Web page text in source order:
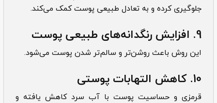
جلوگیری کرده و به تعادل طبیعی پوست کمک می‌کند.
9. افزایش رنگدانه‌های طبیعی پوست
این روش باعث روشن‌تر و سالم‌تر شدن پوست می‌شود.
10. کاهش التهابات پوستی
قرمزی و حساسیت پوست با آب سرد کاهش یافته و